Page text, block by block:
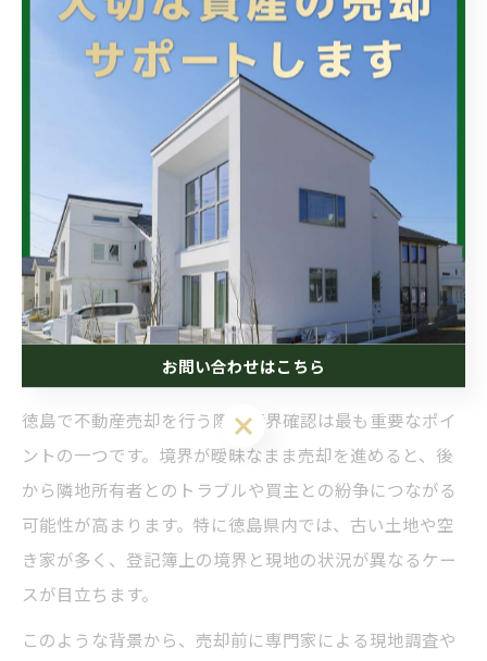
し、必要書類や手続き内容を事前に確認することが有効
です。また、媒介契約や売買契約の条項をよく読み、不
明点は必ず専門家に相談しましょう。徳島県特有の慣習
や法的制約も把握しておくことで、安心して売却を進め
ることができます。
境界や説明不足が招く徳島県の売却リ
スク解説
徳島不動産売却時の境界確認が重要な理由
徳島で不動産売却を行う際、境界確認は最も重要なポイ
ントの一つです。境界が曖昧なまま売却を進めると、後
から隣地所有者とのトラブルや買主との紛争につながる
可能性が高まります。特に徳島県内では、古い土地や空
き家が多く、登記簿上の境界と現地の状況が異なるケー
スが目立ちます。
このような背景から、売却前に専門家による現地調査や
お問い合わせはこちら